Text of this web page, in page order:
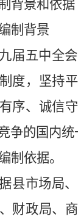
背景和依据
制背景
届五中全
度，坚持
序、诚信
争的国内统
制依据。
县市场局
财政局、